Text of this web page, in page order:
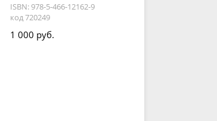
ISBN: 978-5-466-12162-9
код 720249
1 000 руб.